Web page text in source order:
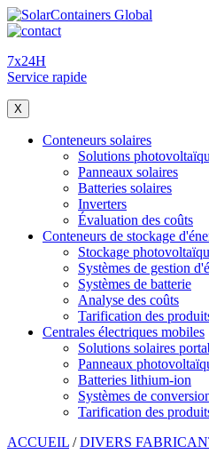
7x24H
Service rapide
X
Conteneurs solaires
Solutions
Panneaux solaires
Batteries solaires
Inverters
Évaluation des coûts
Conteneurs de stockage
Stockage
Systèmes de gestion
Systèmes de batterie
Analyse des coûts
Tarification des
Centrales électriques mobiles
Solutions solaires
Panneaux
Batteries lithium-ion
Systèmes de
Tarification des
ACCUEIL /DIVERS